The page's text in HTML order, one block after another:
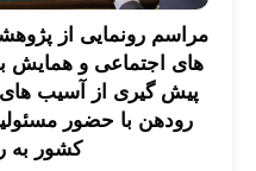
مراسم رونمایی از
های اجتماعی و همایش
پیش گیری از آسیب های
رودهن با حضور
کشور به